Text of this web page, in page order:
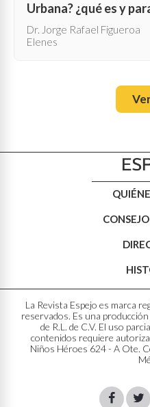
Urbana? ¿qué es y
qué sirve?
Dr. Jorge Rafael Figueroa
Elenes
La Revista Espejo es marca
reservados. Es una
de R.L. de C.V. El uso
contenidos requiere
Niños Héroes 624 - A Ote.
Facebook